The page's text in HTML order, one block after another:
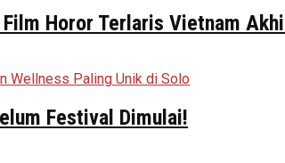
Film Horor Terlaris Vietnam
Festival Dimulai!